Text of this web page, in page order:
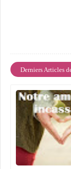
Derniers Articles